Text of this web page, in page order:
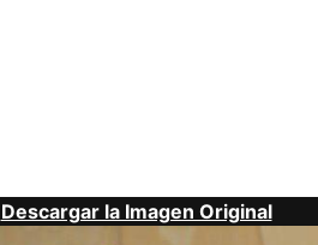
Descargar la Imagen Original